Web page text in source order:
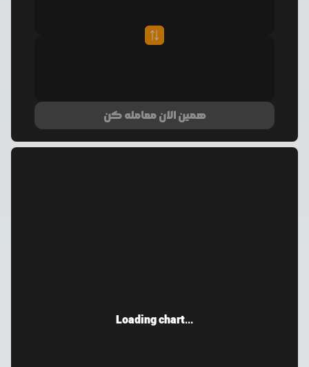
همین الان معامله کن
Loading chart...